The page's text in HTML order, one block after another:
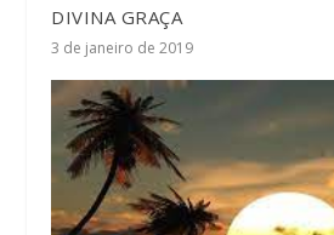
DIVINA GRAÇA
3 de janeiro de 2019